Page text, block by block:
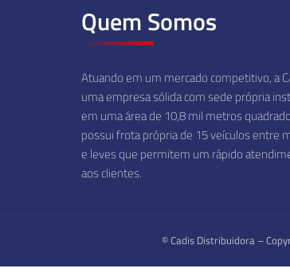
Quem Somos
Atuando em um mercado competitivo, a
uma empresa sólida com sede própria
em uma área de 10,8 mil metros
possui frota própria de 15 veículos entre
e leves que permitem um rápido
aos clientes.
© Cadis Distribuidora –